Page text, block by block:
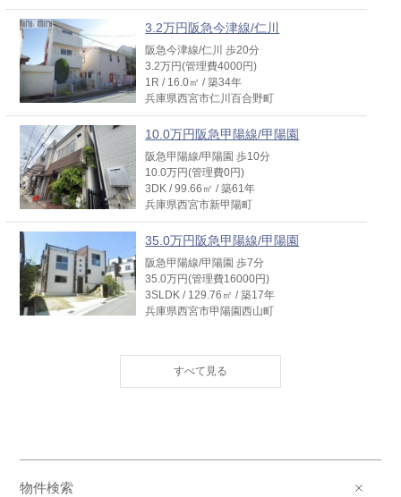
3.2万円阪急今津線/仁川
阪急今津線/仁川 歩20分
3.2万円(管理費4000円)
1R / 16.0㎡ / 築34年
兵庫県西宮市仁川百合野町
10.0万円阪急甲陽線/甲陽園
阪急甲陽線/甲陽園 歩10分
10.0万円(管理費0円)
3DK / 99.66㎡ / 築61年
兵庫県西宮市新甲陽町
35.0万円阪急甲陽線/甲陽園
阪急甲陽線/甲陽園 歩7分
35.0万円(管理費16000円)
3SLDK / 129.76㎡ / 築17年
兵庫県西宮市甲陽園西山町
阪神本線/今津 歩15分
8.0万円(管理費0円)
物件検索